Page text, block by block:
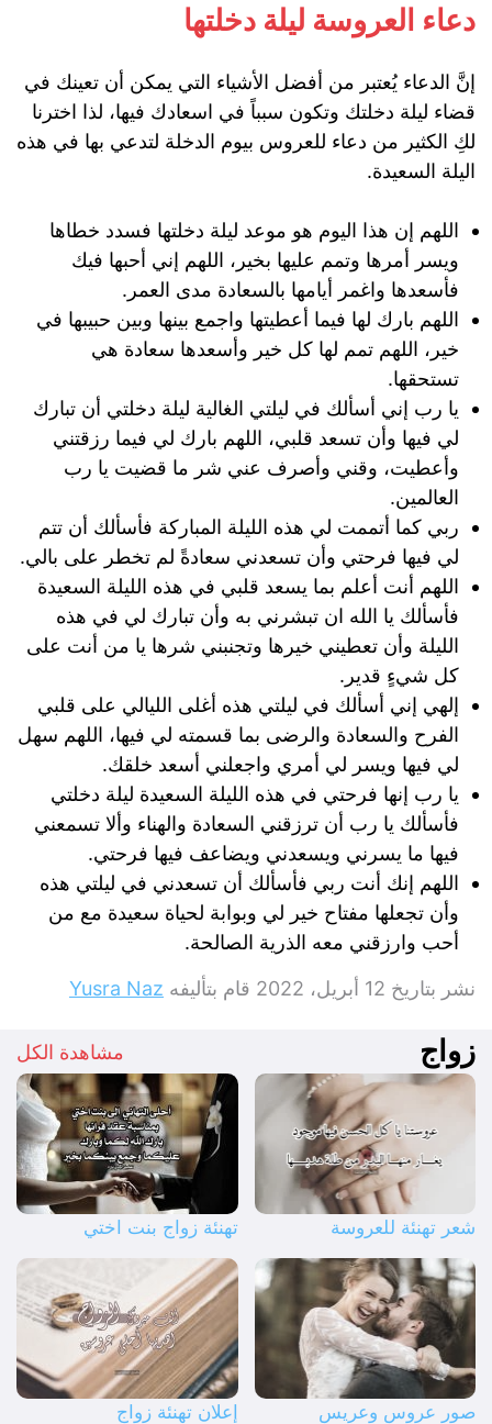
دعاء العروسة ليلة دخلتها
إنَّ الدعاء يُعتبر من أفضل الأشياء التي يمكن أن تعينك في
قضاء ليلة دخلتك وتكون سبباً في اسعادك فيها، لذا اخترنا
لكِ الكثير من دعاء للعروس بيوم الدخلة لتدعي بها في هذه
اليلة السعيدة.
اللهم إن هذا اليوم هو موعد ليلة دخلتها فسدد خطاها
ويسر أمرها وتمم عليها بخير، اللهم إني أحبها فيك
فأسعدها واغمر أيامها بالسعادة مدى العمر.
اللهم بارك لها فيما أعطيتها واجمع بينها وبين حبيبها في
خير، اللهم تمم لها كل خير وأسعدها سعادة هي
تستحقها.
يا رب إني أسألك في ليلتي الغالية ليلة دخلتي أن تبارك
لي فيها وأن تسعد قلبي، اللهم بارك لي فيما رزقتني
وأعطيت، وقني وأصرف عني شر ما قضيت يا رب
العالمين.
ربي كما أتممت لي هذه الليلة المباركة فأسألك أن تتم
لي فيها فرحتي وأن تسعدني سعادةً لم تخطر على بالي.
اللهم أنت أعلم بما يسعد قلبي في هذه الليلة السعيدة
فأسألك يا الله ان تبشرني به وأن تبارك لي في هذه
الليلة وأن تعطيني خيرها وتجنبني شرها يا من أنت على
كل شيءٍ قدير.
إلهي إني أسألك في ليلتي هذه أغلى الليالي على قلبي
الفرح والسعادة والرضى بما قسمته لي فيها، اللهم سهل
لي فيها ويسر لي أمري واجعلني أسعد خلقك.
يا رب إنها فرحتي في هذه الليلة السعيدة ليلة دخلتي
فأسألك يا رب أن ترزقني السعادة والهناء وألا تسمعني
فيها ما يسرني ويسعدني ويضاعف فيها فرحتي.
اللهم إنك أنت ربي فأسألك أن تسعدني في ليلتي هذه
وأن تجعلها مفتاح خير لي وبوابة لحياة سعيدة مع من
أحب وارزقني معه الذرية الصالحة.
نشر بتاريخ 12 أبريل، 2022 قام بتأليفه Yusra Naz
زواج مشاهدة الكل
شعر تهنئة للعروسة تهنئة زواج بنت اختي
صور عروس وعريس
إعلان تهنئة زواج